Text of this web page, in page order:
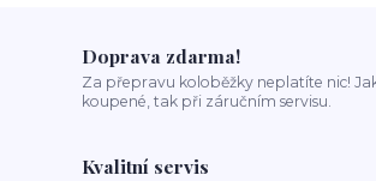
Doprava zdarma!
Za přepravu koloběžky neplatíte nic!
koupené, tak při záručním servisu.
Kvalitní servis